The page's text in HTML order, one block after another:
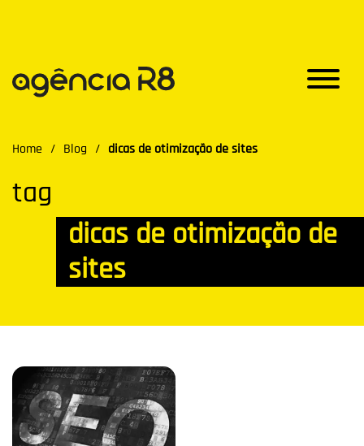
Home / Blog / dicas de otimização de sites
tag
dicas de otimização de
sites